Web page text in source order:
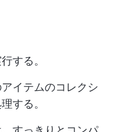
する。
イテムのコレクシ
する。